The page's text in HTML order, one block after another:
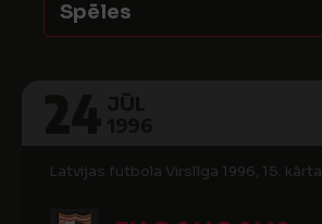
Spēles
Latvijas futbola Virslīga 1996, 15. kārta